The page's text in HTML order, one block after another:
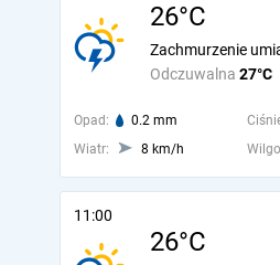
26°C
Odczuwalna 27°C
Zachmurzenie
Opad: 0.2 mm
Wiatr:
8 km/h
11:00
26°C